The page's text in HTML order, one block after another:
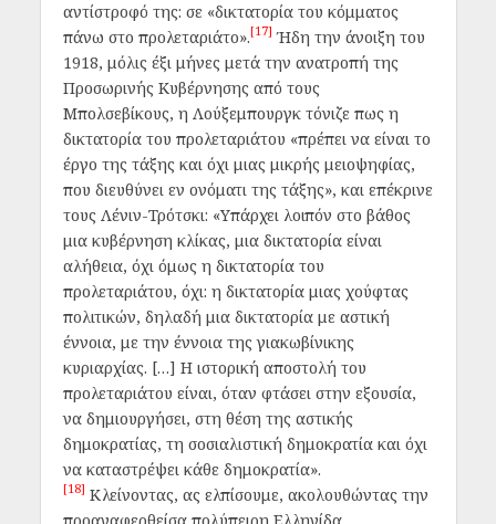
αντίστροφό της: σε «δικτατορία του κόμματος
πάνω στο προλεταριάτο».[17] Ήδη την άνοιξη του
1918, μόλις έξι μήνες μετά την ανατροπή της
Προσωρινής Κυβέρνησης από τους
Μπολσεβίκους, η Λούξεμπουργκ τόνιζε πως η
δικτατορία του προλεταριάτου «πρέπει να είναι το
έργο της τάξης και όχι μιας μικρής μειοψηφίας,
που διευθύνει εν ονόματι της τάξης», και επέκρινε
τους Λένιν-Τρότσκι: «Υπάρχει λοιπόν στο βάθος
μια κυβέρνηση κλίκας, μια δικτατορία είναι
αλήθεια, όχι όμως η δικτατορία του
προλεταριάτου, όχι: η δικτατορία μιας χούφτας
πολιτικών, δηλαδή μια δικτατορία με αστική
έννοια, με την έννοια της γιακωβίνικης
κυριαρχίας. […] Η ιστορική αποστολή του
προλεταριάτου είναι, όταν φτάσει στην εξουσία,
να δημιουργήσει, στη θέση της αστικής
δημοκρατίας, τη σοσιαλιστική δημοκρατία και όχι
να καταστρέψει κάθε δημοκρατία».
[18] Κλείνοντας, ας ελπίσουμε, ακολουθώντας την